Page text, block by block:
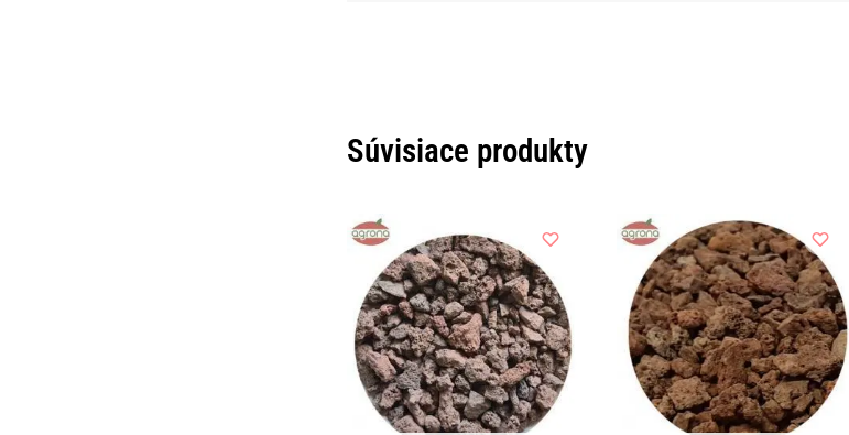
Súvisiace produkty